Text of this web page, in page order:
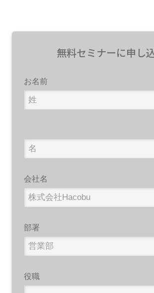
無料セミナーに申し
お名前
会社名
部署
役職